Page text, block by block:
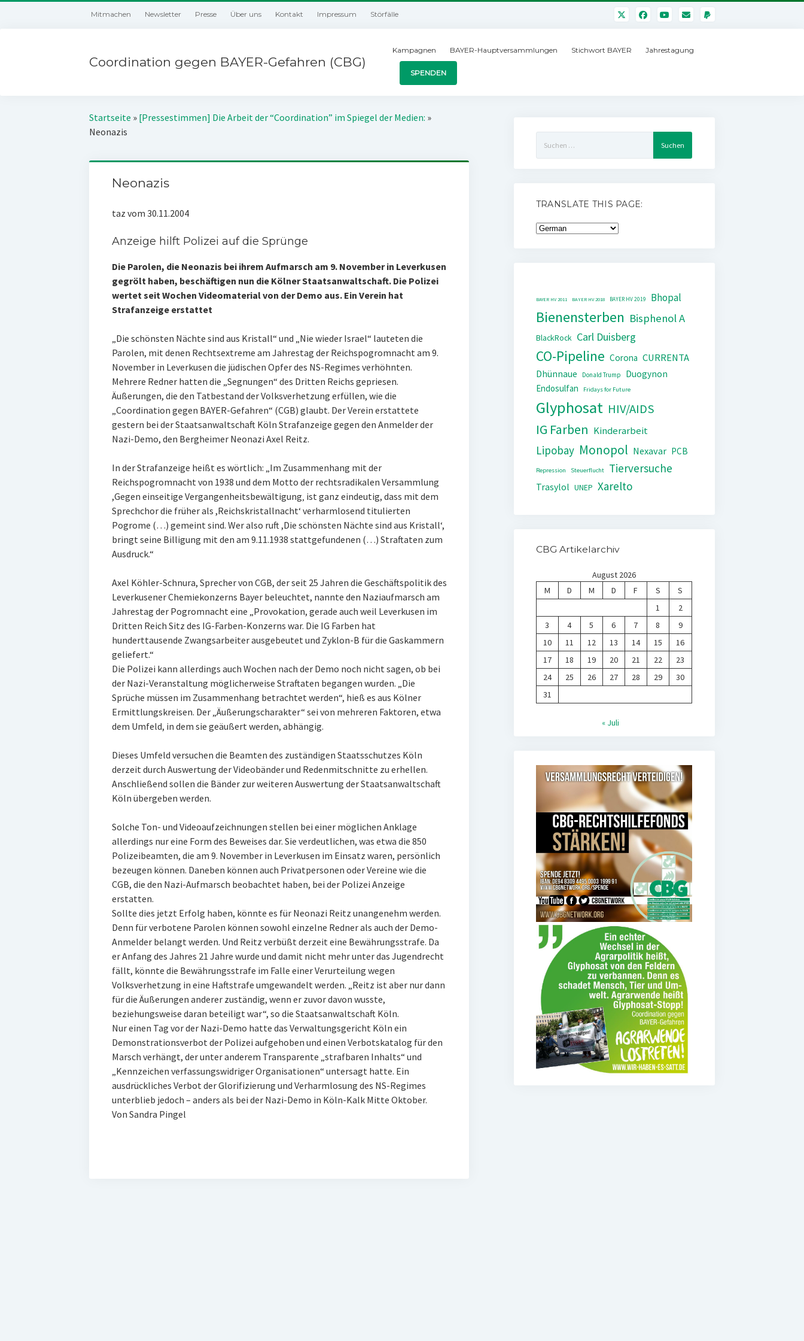
Mitmachen Newsletter Presse Über uns Kontakt Impressum Störfälle
Coordination gegen BAYER-Gefahren (CBG)
Kampagnen BAYER-Hauptversammlungen Stichwort BAYER Jahrestagung
SPENDEN
Startseite » [Pressestimmen] Die Arbeit der “Coordination” im Spiegel der Medien: »
Neonazis
Neonazis
taz vom 30.11.2004
Anzeige hilft Polizei auf die Sprünge
Die Parolen, die Neonazis bei ihrem Aufmarsch am 9. November in Leverkusen
gegrölt haben, beschäftigen nun die Kölner Staatsanwaltschaft. Die Polizei
wertet seit Wochen Videomaterial von der Demo aus. Ein Verein hat
Strafanzeige erstattet
„Die schönsten Nächte sind aus Kristall“ und „Nie wieder Israel“ lauteten die
Parolen, mit denen Rechtsextreme am Jahrestag der Reichspogromnacht am 9.
November in Leverkusen die jüdischen Opfer des NS-Regimes verhöhnten.
Mehrere Redner hatten die „Segnungen“ des Dritten Reichs gepriesen.
Äußerungen, die den Tatbestand der Volksverhetzung erfüllen, wie die
„Coordination gegen BAYER-Gefahren“ (CGB) glaubt. Der Verein erstattete
gestern bei der Staatsanwaltschaft Köln Strafanzeige gegen den Anmelder der
Nazi-Demo, den Bergheimer Neonazi Axel Reitz.
In der Strafanzeige heißt es wörtlich: „Im Zusammenhang mit der
Reichspogromnacht von 1938 und dem Motto der rechtsradikalen Versammlung
,Gegen einseitige Vergangenheitsbewältigung‚ ist ganz eindeutig, dass mit dem
Sprechchor die früher als ,Reichskristallnacht‘ verharmlosend titulierten
Pogrome (…) gemeint sind. Wer also ruft ,Die schönsten Nächte sind aus Kristall‘,
bringt seine Billigung mit den am 9.11.1938 stattgefundenen (…) Straftaten zum
Ausdruck.“
Axel Köhler-Schnura, Sprecher von CGB, der seit 25 Jahren die Geschäftspolitik des
Leverkusener Chemiekonzerns Bayer beleuchtet, nannte den Naziaufmarsch am
Jahrestag der Pogromnacht eine „Provokation, gerade auch weil Leverkusen im
Dritten Reich Sitz des IG-Farben-Konzerns war. Die IG Farben hat
hunderttausende Zwangsarbeiter ausgebeutet und Zyklon-B für die Gaskammern
geliefert.“
Die Polizei kann allerdings auch Wochen nach der Demo noch nicht sagen, ob bei
der Nazi-Veranstaltung möglicherweise Straftaten begangen wurden. „Die
Sprüche müssen im Zusammenhang betrachtet werden“, hieß es aus Kölner
Ermittlungskreisen. Der „Äußerungscharakter“ sei von mehreren Faktoren, etwa
dem Umfeld, in dem sie geäußert werden, abhängig.
Dieses Umfeld versuchen die Beamten des zuständigen Staatsschutzes Köln
derzeit durch Auswertung der Videobänder und Redenmitschnitte zu erhellen.
Anschließend sollen die Bänder zur weiteren Auswertung der Staatsanwaltschaft
Köln übergeben werden.
Solche Ton- und Videoaufzeichnungen stellen bei einer möglichen Anklage
allerdings nur eine Form des Beweises dar. Sie verdeutlichen, was etwa die 850
Polizeibeamten, die am 9. November in Leverkusen im Einsatz waren, persönlich
bezeugen können. Daneben können auch Privatpersonen oder Vereine wie die
CGB, die den Nazi-Aufmarsch beobachtet haben, bei der Polizei Anzeige
erstatten.
Sollte dies jetzt Erfolg haben, könnte es für Neonazi Reitz unangenehm werden.
Denn für verbotene Parolen können sowohl einzelne Redner als auch der Demo-
Anmelder belangt werden. Und Reitz verbüßt derzeit eine Bewährungsstrafe. Da
er Anfang des Jahres 21 Jahre wurde und damit nicht mehr unter das Jugendrecht
fällt, könnte die Bewährungsstrafe im Falle einer Verurteilung wegen
Volksverhetzung in eine Haftstrafe umgewandelt werden. „Reitz ist aber nur dann
für die Äußerungen anderer zuständig, wenn er zuvor davon wusste,
beziehungsweise daran beteiligt war“, so die Staatsanwaltschaft Köln.
Nur einen Tag vor der Nazi-Demo hatte das Verwaltungsgericht Köln ein
Demonstrationsverbot der Polizei aufgehoben und einen Verbotskatalog für den
Marsch verhängt, der unter anderem Transparente „strafbaren Inhalts“ und
„Kennzeichen verfassungswidriger Organisationen“ untersagt hatte. Ein
ausdrückliches Verbot der Glorifizierung und Verharmlosung des NS-Regimes
unterblieb jedoch – anders als bei der Nazi-Demo in Köln-Kalk Mitte Oktober.
Von Sandra Pingel
nach:
TRANSLATE THIS PAGE:
BAYER HV 2011 BAYER HV 2018 BAYER HV 2019 Bhopal
Bienensterben Bisphenol A
BlackRock Carl Duisberg
CO-Pipeline Corona CURRENTA
Dhünnaue Donald Trump
Duogynon
Endosulfan
Fridays for Future
Glyphosat HIV/AIDS
IG Farben Kinderarbeit
Lipobay Monopol Nexavar PCB
Repression Steuerflucht Tierversuche
Trasylol UNEP Xarelto
CBG Artikelarchiv
August 2026
M
D M D F S
S
1
2
3
4 5 6 7 8
9
10
11 12 13 14 15
16
17
18 19 20 21 22
23
24
25 26 27 28 29
30
31
« Juli